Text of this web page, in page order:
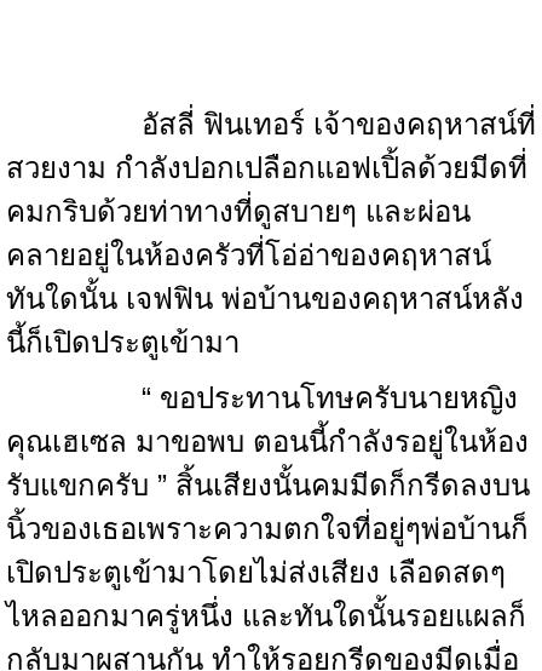
อัสลี่ ฟินเทอร์ เจ้าของคฤหาสน์ที่
สวยงาม กำลังปอกเปลือกแอฟเปิ้ลด้วยมีดที่
คมกริบด้วยท่าทางที่ดูสบายๆ และผ่อน
คลายอยู่ในห้องครัวที่โอ่อ่าของคฤหาสน์
ทันใดนั้น เจฟฟิน พ่อบ้านของคฤหาสน์หลัง
นี้ก็เปิดประตูเข้ามา
“ ขอประทานโทษครับนายหญิง
คุณเฮเซล มาขอพบ ตอนนี้กำลังรอยู่ในห้อง
รับแขกครับ ” สิ้นเสียงนั้นคมมีดก็กรีดลงบน
นิ้วของเธอเพราะความตกใจที่อยู่ๆพ่อบ้านก็
เปิดประตูเข้ามาโดยไม่ส่งเสียง เลือดสดๆ
ไหลออกมาครู่หนึ่ง และทันใดนั้นรอยแผลก็
กลับมาผสานกัน ทำให้รอยกรีดของมีดเมื่อ